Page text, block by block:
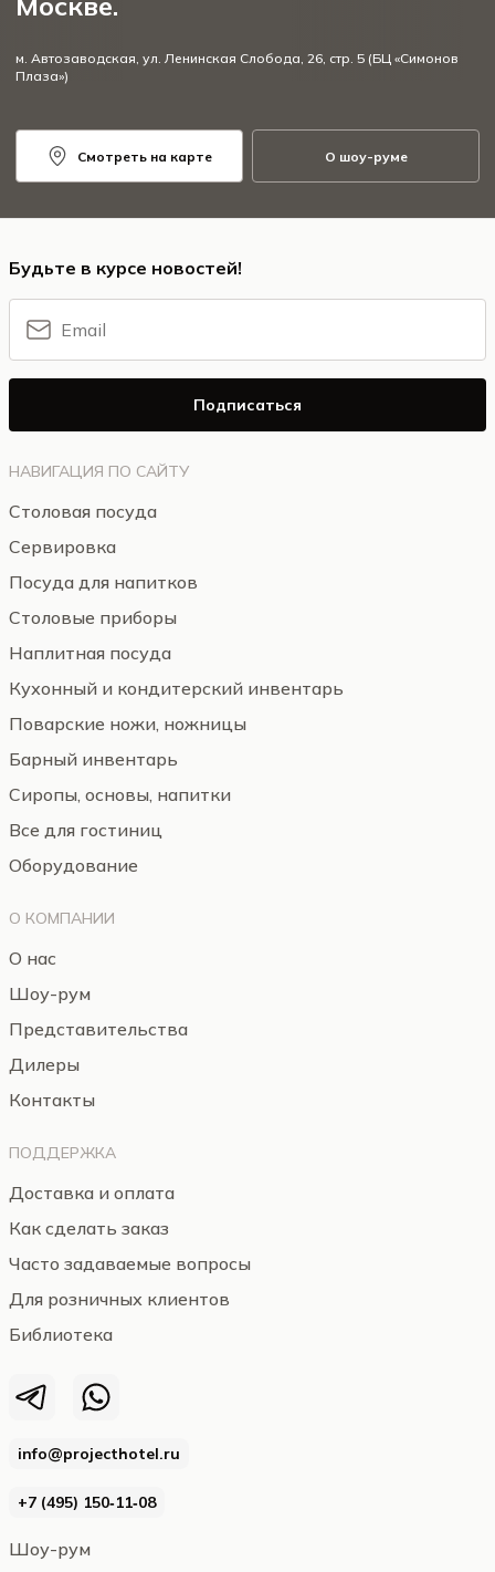
м. Автозаводская, ул. Ленинская Слобода, 26, стр. 5 (БЦ «Симонов
Плаза»)
Смотреть на карте О шоу-руме
info@projecthotel.ru
+7 (495) 150‑11‑08
Шоу-рум
НАВИГАЦИЯ ПО САЙТУ
Столовая посуда
Сервировка
Посуда для напитков
Столовые приборы
Наплитная посуда
Кухонный и кондитерский инвентарь
Поварские ножи, ножницы
Барный инвентарь
Сиропы, основы, напитки
Все для гостиниц
Оборудование
О КОМПАНИИ
О нас
Шоу-рум
Представительства
Дилеры
Контакты
ПОДДЕРЖКА
Доставка и оплата
Как сделать заказ
Часто задаваемые вопросы
Для розничных клиентов
Библиотека
Будьте в курсе новостей!
Подписаться